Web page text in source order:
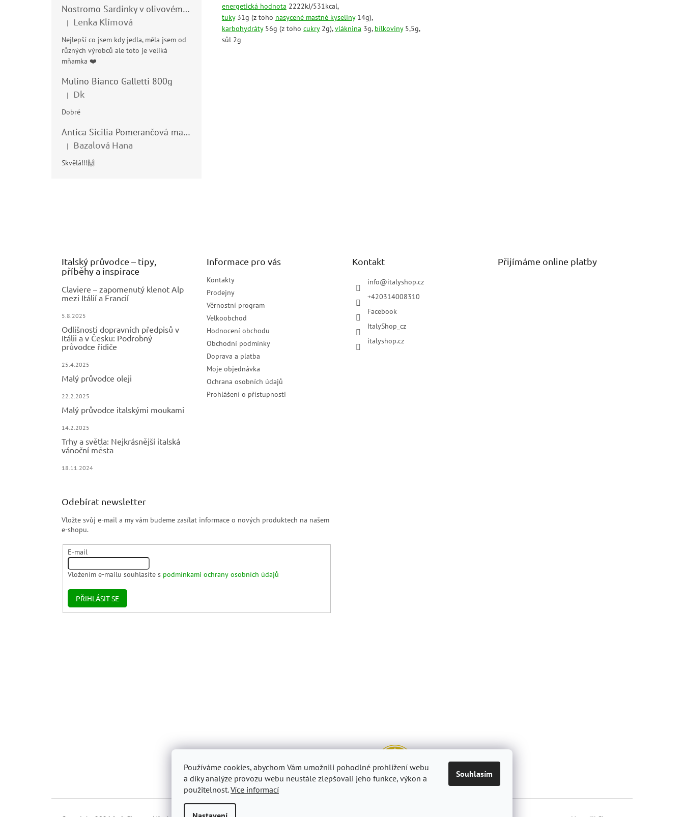
Používáme cookies, abychom Vám umožnili pohodlné prohlížení webu
a díky analýze provozu webu neustále zlepšovali jeho funkce, výkon a
použitelnost.Více informací
Souhlasím
Nostromo Sardinky v olivovém oleji (Sardine all’Olio di Oliva) 120g
Hodnocení produktu je 5 z 5 hvězdiček.
| Lenka Klímová
Nejlepší co jsem kdy jedla, měla jsem od
různých výrobců ale toto je veliká
mňamka ❤️
Mulino Bianco Galletti 800g
Hodnocení produktu je 5 z 5 hvězdiček.
| Dk
Dobré
Antica Sicilia Pomerančová marmeláda (Arance di Sicilia) 210g
Hodnocení produktu je 5 z 5 hvězdiček.
| Bazalová Hana
Skvělá!!!🙌
energetická hodnota 2222kJ/531kcal,
tuky31g (z toho nasycené mastné kyseliny14g),
karbohydráty56g (z toho cukry2g),vláknina 3g, bílkoviny5,5g,
sůl 2g
Italský průvodce – tipy,
příběhy a inspirace
Claviere – zapomenutý klenot Alp
mezi Itálií a Francií
5.8.2025
Odlišnosti dopravních předpisů v
Itálii a v Česku: Podrobný
průvodce řidiče
25.4.2025
Malý průvodce oleji
22.2.2025
Malý průvodce italskými moukami
14.2.2025
Trhy a světla: Nejkrásnější italská
vánoční města
18.11.2024
Informace pro vás
Kontakty
Prodejny
Věrnostní program
Velkoobchod
Hodnocení obchodu
Obchodní podmínky
Doprava a platba
Moje objednávka
Ochrana osobních údajů
Prohlášení o přístupnosti
Kontakt
info@italyshop.cz
+420314008310
Facebook
ItalyShop_cz
italyshop.cz
Přijímáme online platby
Odebírat newsletter
Vložte svůj e-mail a my vám budeme zasílat informace o nových produktech na našem
e-shopu.
E-mail
Vložením e-mailu souhlasíte s podmínkami ochrany osobních údajů
PŘIHLÁSIT SE